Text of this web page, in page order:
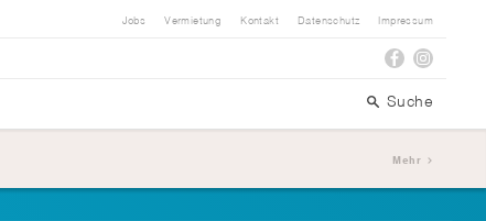
Suche
Jobs Vermietung Kontakt Datenschutz Impressum
Mehr